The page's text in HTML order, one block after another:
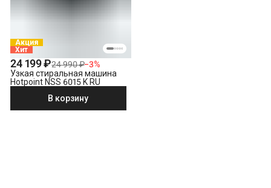
Акция
Хит
24 199 ₽24 990 ₽−3%
Узкая стиральная машина
Hotpoint NSS 6015 K RU
В корзину